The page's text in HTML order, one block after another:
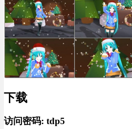
下载
访问密码: tdp5